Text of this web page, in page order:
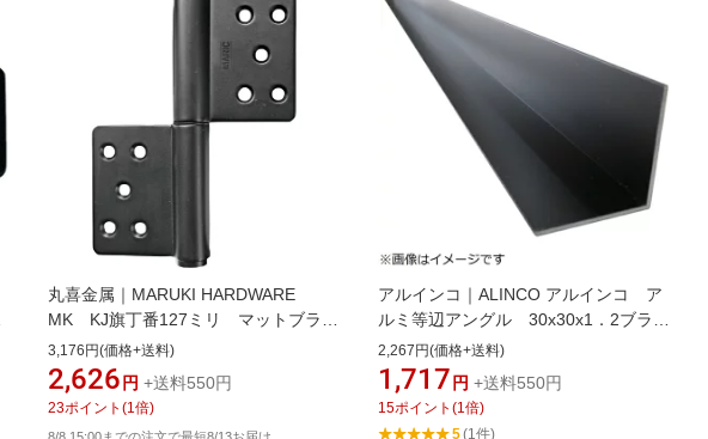
丸喜金属｜MARUKI HARDWARE
MK KJ旗丁番127ミリ マットブラッ
ク ビス付 S-51512U
3,176円(価格+送料)
2,626 円 +送料550円
23ポイント (1 倍)
アルインコ｜ALINCO アルインコ ア
ルミ等辺アングル 30x30x1．2ブラッ
ク 2m
2,267円(価格+送料)
1,717 円 +送料550円
15ポイント (1 倍)
5(1件)